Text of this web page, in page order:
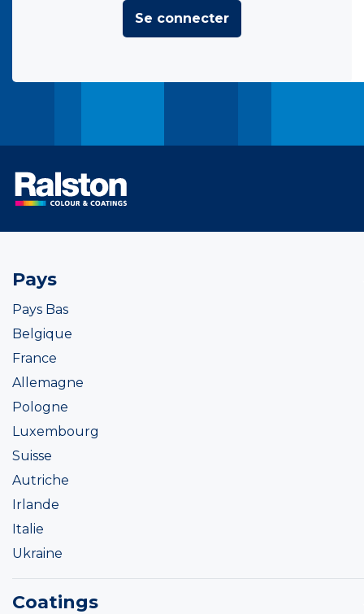
Se connecter
Pays
Pays Bas
Belgique
France
Allemagne
Pologne
Luxembourg
Suisse
Autriche
Irlande
Italie
Ukraine
Coatings